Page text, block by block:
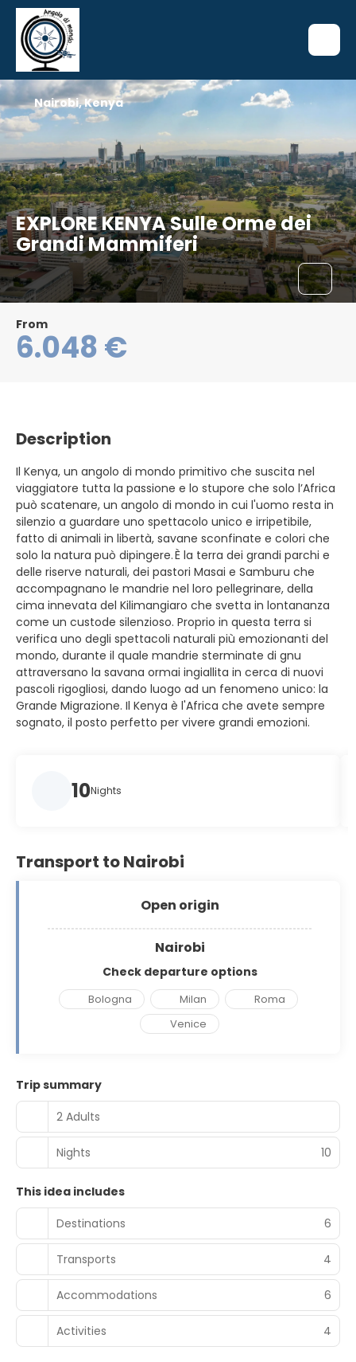
EXPLORE KENYA Sulle Orme dei
Grandi Mammiferi
Nairobi, Kenya
From
6.048 €
Description
Il Kenya, un angolo di mondo primitivo che suscita nel
viaggiatore tutta la passione e lo stupore che solo l’Africa
può scatenare, un angolo di mondo in cui l'uomo resta in
silenzio a guardare uno spettacolo unico e irripetibile,
fatto di animali in libertà, savane sconfinate e colori che
solo la natura può dipingere. È la terra dei grandi parchi e
delle riserve naturali, dei pastori Masai e Samburu che
accompagnano le mandrie nel loro pellegrinare, della
cima innevata del Kilimangiaro che svetta in lontananza
come un custode silenzioso. Proprio in questa terra si
verifica uno degli spettacoli naturali più emozionanti del
mondo, durante il quale mandrie sterminate di gnu
attraversano la savana ormai ingiallita in cerca di nuovi
pascoli rigogliosi, dando luogo ad un fenomeno unico: la
Grande Migrazione. Il Kenya è l'Africa che avete sempre
sognato, il posto perfetto per vivere grandi emozioni.
10Nights
Transport to Nairobi
Open origin
Nairobi
Check departure options
Bologna Milan
Roma
Venice
Trip summary
2 Adults
Nights 10
This idea includes
Destinations
6
Transports 4
Accommodations 6
Activities 4